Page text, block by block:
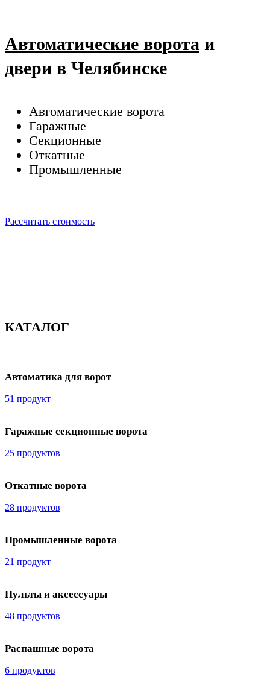
Автоматические ворота и
двери в Челябинске
Автоматические ворота
Гаражные
Секционные
Откатные
Промышленные
Рассчитать стоимость
КАТАЛОГ
Автоматика для ворот
51 продукт
Гаражные секционные ворота
25 продуктов
Откатные ворота
28 продуктов
Промышленные ворота
21 продукт
Пульты и аксессуары
48 продуктов
Распашные ворота
6 продуктов